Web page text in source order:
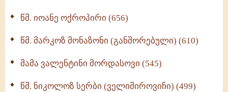
წმ. იოანე ოქროპირი (656)
წმ. მარკოზ მონაზონი (განშორებული) (610)
მამა ვალენტინი მორდასოვი (545)
წმ. ნიკოლოზ სერბი (ველიმიროვიჩი) (499)